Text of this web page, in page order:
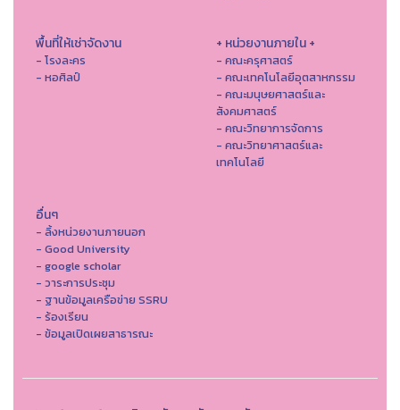
พื้นที่ให้เช่าจัดงาน
- โรงละคร
- หอศิลป์
+ หน่วยงานภายใน +
- คณะครุศาสตร์
- คณะเทคโนโลยีอุตสาหกรรม
- คณะมนุษยศาสตร์และ
สังคมศาสตร์
- คณะวิทยาการจัดการ
- คณะวิทยาศาสตร์และ
เทคโนโลยี
อื่นๆ
- ลิ้งหน่วยงานภายนอก
- Good University
- google scholar
- วาระการประชุม
- ฐานข้อมูลเครือข่าย SSRU
- ร้องเรียน
- ข้อมูลเปิดเผยสาธารณะ